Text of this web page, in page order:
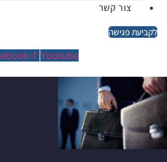
צור קשר
לקביעת פגישה
f Youtube